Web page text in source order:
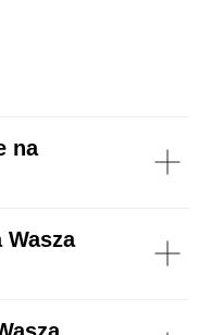
na
Wasza